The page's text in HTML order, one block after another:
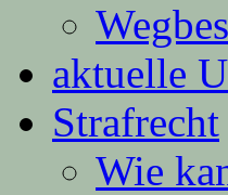
aktuelle
Strafrecht
Wie